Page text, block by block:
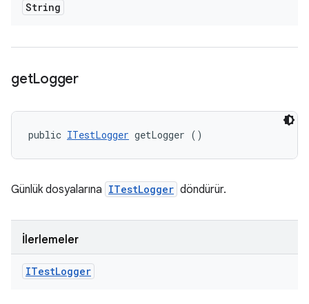
String
getLogger
public ITestLogger getLogger ()
Günlük dosyalarına ITestLogger döndürür.
İlerlemeler
ITestLogger